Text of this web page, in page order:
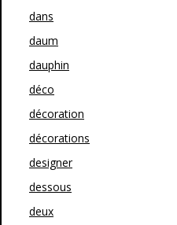
dans
daum
dauphin
déco
décoration
décorations
designer
dessous
deux